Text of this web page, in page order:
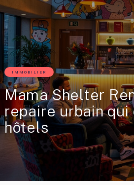
IMMOBILIER
Mama Shelter
repaire urbain qui
hôtels